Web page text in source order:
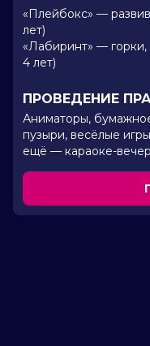
«Плейбокс» —
лет)
«Лабиринт» —
4 лет)
ПРОВЕДЕНИЕ
Аниматоры,
пузыри, весёлые
ещё — караоке-